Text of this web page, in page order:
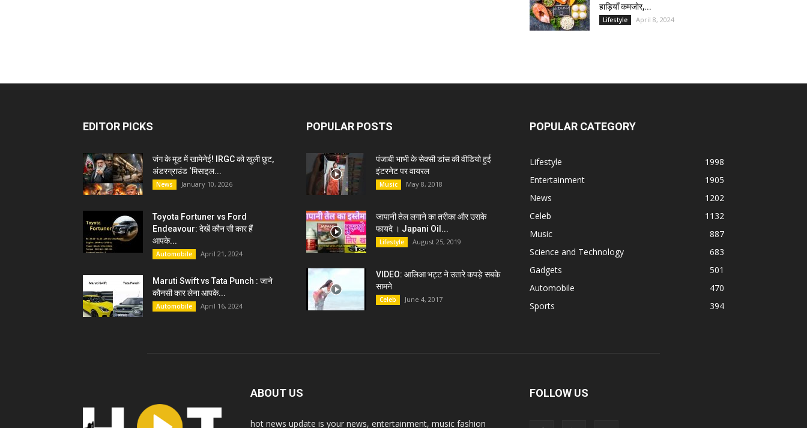
हाड़ियाँ कमजोर,...
Lifestyle April 8, 2024
EDITOR PICKS
जंग के मूड में खामेनेई! IRGC को खुली छूट,
अंडरग्राउंड ‘मिसाइल...
News January 10, 2026
Toyota Fortuner vs Ford
Endeavour: देखें कौन सी कार हैं
आपके...
Automobile April 21, 2024
Maruti Swift vs Tata Punch : जाने
कौनसी कार लेना आपके...
Automobile April 16, 2024
POPULAR POSTS
पंजाबी भाभी के सेक्सी डांस की वीडियो हुई
इंटरनेट पर वायरल
Music May 8, 2018
जापानी तेल लगाने का तरीका और उसके
फायदे । Japani Oil...
Lifestyle August 25, 2019
VIDEO: आलिआ भट्ट ने उतारे कपड़े सबके
सामने
Celeb June 4, 2017
POPULAR CATEGORY
Lifestyle
1998
Entertainment
1905
News
1202
Celeb
1132
Music
887
Science and Technology
683
Gadgets
501
Automobile
470
Sports
394
ABOUT US
hot news update is your news, entertainment, music fashion
FOLLOW US